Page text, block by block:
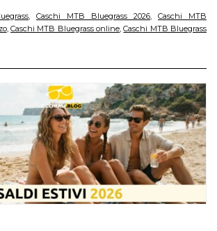
Caschi MTB Bluegrass 2026
Caschi MTB
,Caschi MTB Bluegrass online ,Caschi MTB Bluegrass